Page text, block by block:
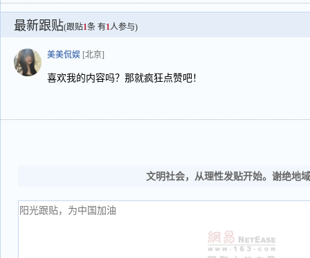
最新跟贴(跟贴1条 有1人参与)
美美侃娱 [北京]
喜欢我的内容吗？那就疯狂点赞吧！
文明社会，从理性发贴开始。谢绝地